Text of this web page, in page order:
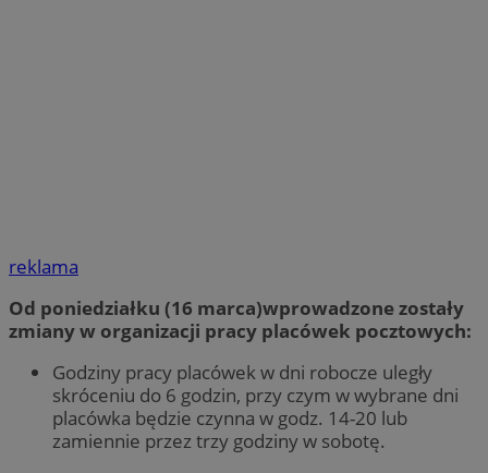
reklama
Od poniedziałku (16 marca)wprowadzone zostały
zmiany w organizacji pracy placówek pocztowych:
Godziny pracy placówek w dni robocze uległy
skróceniu do 6 godzin, przy czym w wybrane dni
placówka będzie czynna w godz. 14-20 lub
zamiennie przez trzy godziny w sobotę.